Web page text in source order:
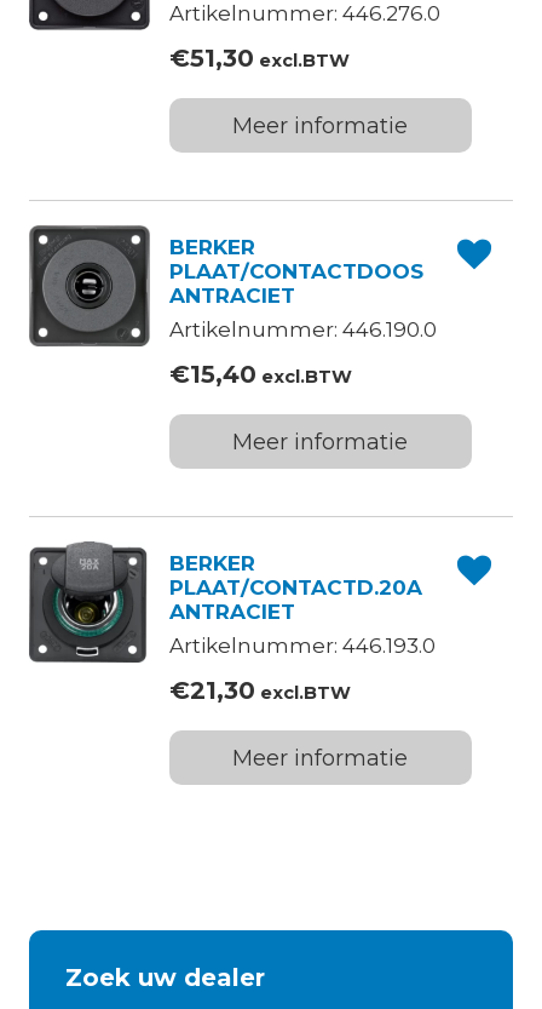
Artikelnummer: 446.276.0
€51,30 excl.BTW
Meer informatie
BERKER
PLAAT/CONTACTDOOS
ANTRACIET
Artikelnummer: 446.190.0
€15,40 excl.BTW
Meer informatie
BERKER
PLAAT/CONTACTD.20A
ANTRACIET
Artikelnummer: 446.193.0
€21,30 excl.BTW
Meer informatie
Zoek uw dealer